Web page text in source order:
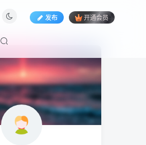
发布 开通会员